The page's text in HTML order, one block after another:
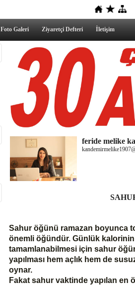
Foto Galeri Ziyaretçi Defteri İletişim
feride melike
Sahur öğünü ramazan boyunca
önemli öğündür. Günlük
tamamlanabilmesi için sahur
yapılması hem açlık hem de
oynar.
Fakat sahur vaktinde yapılan en